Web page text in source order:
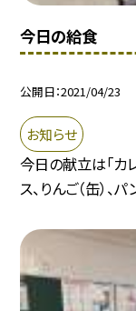
今日の給食
公開日 2021/04/23
お知らせ
今日の献立は「カ
ス、りんご（缶）、